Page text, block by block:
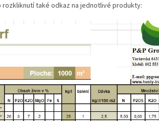
rozkliknutí také odkaz na jednotlivé produkty: